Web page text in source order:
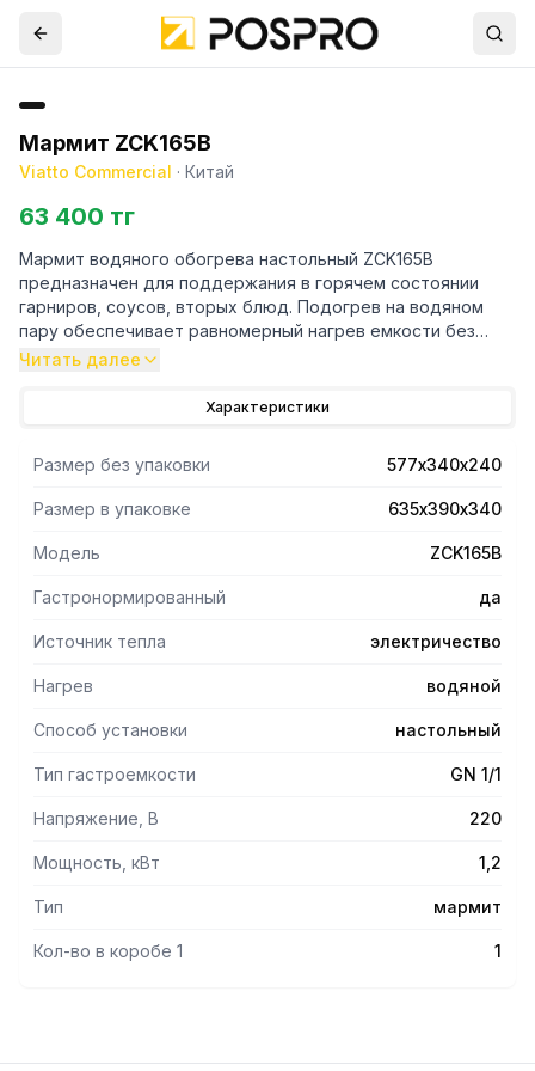
Мармит ZCK165B
Viatto Commercial · Китай
63 400 тг
Мармит водяного обогрева настольный ZCK165B
предназначен для поддержания в горячем состоянии
гарниров, соусов, вторых блюд. Подогрев на водяном
пару обеспечивает равномерный нагрев емкости без
пересушивания и пригорания подогреваемых блюд.
блюда в первозданном виде. Мармит полностью
Гастроемкость в комплект не входит.
Читать далее
Характеристики
Размер без упаковки 577х340х240
Размер в упаковке 635х390х340
Модель ZCK165B
Гастронормированный да
Источник тепла электричество
Нагрев водяной
Способ установки настольный
Тип гастроемкости GN 1/1
Напряжение, В 220
Мощность, кВт 1,2
Тип мармит
Кол-во в коробе 1 1